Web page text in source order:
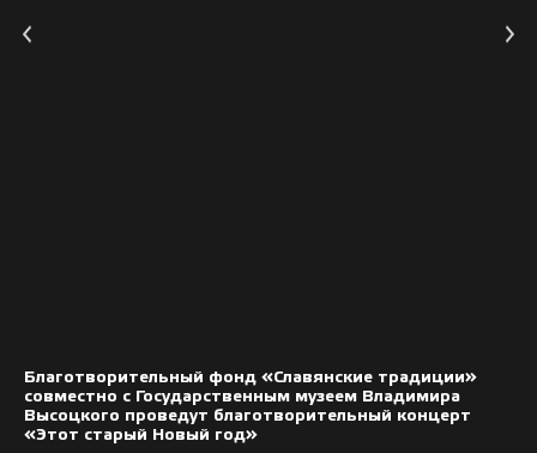
Благотворительный фонд «Славянские традиции»
совместно с Государственным музеем Владимира
Высоцкого проведут благотворительный концерт
«Этот старый Новый год»